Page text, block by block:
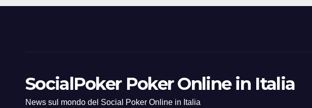
SocialPoker Poker Online in Italia
News sul mondo del Social Poker Online in Italia